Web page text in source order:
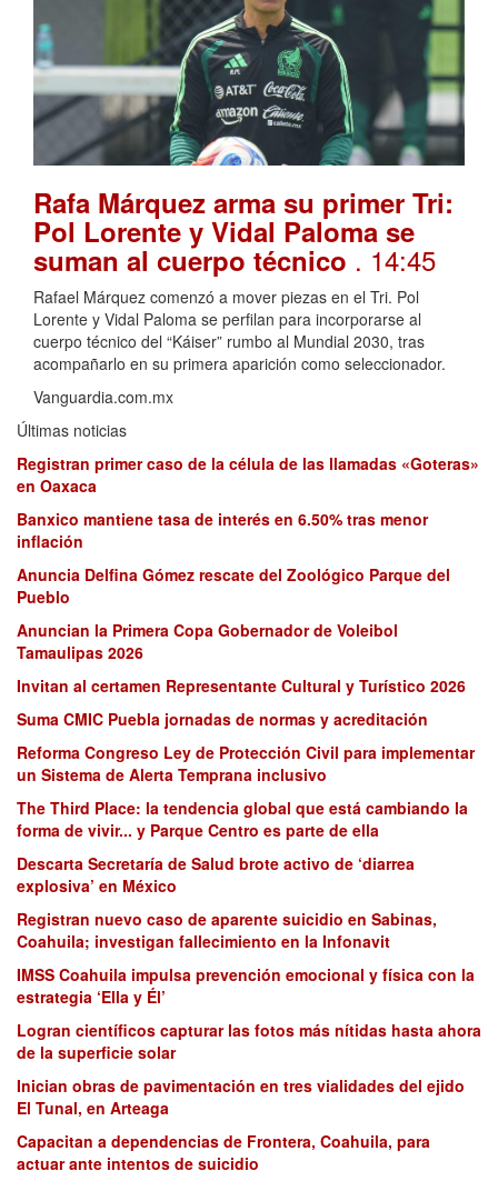
Rafa Márquez arma su primer Tri:
Pol Lorente y Vidal Paloma se
suman al cuerpo técnico . 14:45
Rafael Márquez comenzó a mover piezas en el Tri. Pol
Lorente y Vidal Paloma se perfilan para incorporarse al
cuerpo técnico del “Káiser” rumbo al Mundial 2030, tras
acompañarlo en su primera aparición como seleccionador.
Vanguardia.com.mx
Últimas noticias
Registran primer caso de la célula de las llamadas «Goteras»
en Oaxaca
Banxico mantiene tasa de interés en 6.50% tras menor
inflación
Anuncia Delfina Gómez rescate del Zoológico Parque del
Pueblo
Anuncian la Primera Copa Gobernador de Voleibol
Tamaulipas 2026
Invitan al certamen Representante Cultural y Turístico 2026
Suma CMIC Puebla jornadas de normas y acreditación
Reforma Congreso Ley de Protección Civil para implementar
un Sistema de Alerta Temprana inclusivo
The Third Place: la tendencia global que está cambiando la
forma de vivir... y Parque Centro es parte de ella
Descarta Secretaría de Salud brote activo de ‘diarrea
explosiva’ en México
Registran nuevo caso de aparente suicidio en Sabinas,
Coahuila; investigan fallecimiento en la Infonavit
IMSS Coahuila impulsa prevención emocional y física con la
estrategia ‘Ella y Él’
Logran científicos capturar las fotos más nítidas hasta ahora
de la superficie solar
Inician obras de pavimentación en tres vialidades del ejido
El Tunal, en Arteaga
Capacitan a dependencias de Frontera, Coahuila, para
actuar ante intentos de suicidio